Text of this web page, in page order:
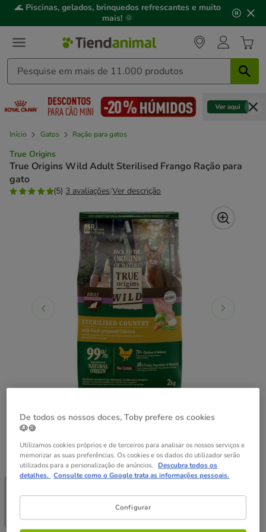
3,
mensagem,
🌊 Piscinas, gelados, brinquedos refrescantes e muito
mais! 🌞
Início Gatos Ração para gatos
True Origins
True Origins Wild Adult Sterilised Frango Ração para
gato
(5) 3 avaliações|Ver descrição
Peso:6 kg
2 kg
Entrega
(12.75€ / kg)
Areia grátis
(8.17€ / kg)
De todos os nossos doces, Toby prefere os cookies
🐶🍪
Utilizamos cookies próprios e de terceiros para analisar os nossos serviços e
memorizar as suas preferências. Os cookies e os dados do utilizador serão
utilizados para a personalização de anúncios. Descubra todos os
detalhes. Consulte como o Google trata as informações pessoais.
Configurar